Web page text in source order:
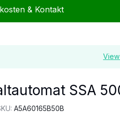
& Kontakt
SSA
A5A60165B50B